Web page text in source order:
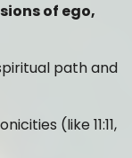
of ego,
path and
(like 11:11,